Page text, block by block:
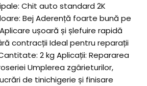
Chit auto standard 2K
Bej Aderență foarte bună pe
ușoară și șlefuire rapidă
contracții Ideal pentru reparații
2 kg Aplicații: Repararea
Umplerea zgârieturilor,
de tinichigerie și finisare